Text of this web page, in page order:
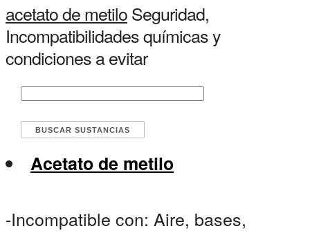
acetato de metiloSeguridad,
Incompatibilidades químicas y
condiciones a evitar
Acetato de metilo
-Incompatible con: Aire, bases,